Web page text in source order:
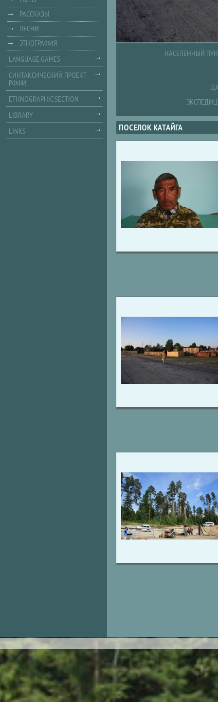
НАСЕЛЕННЫЙ
ПОСЕЛОК КАТАЙГА
РАССКАЗЫ
ПЕСНИ
ЭТНОГРАФИЯ
LANGUAGE GAMES
СИНТАКСИЧЕСКИЙ ПРОЕКТ
РФФИ
ETHNOGRAPHIC SECTION
LIBRARY
LINKS